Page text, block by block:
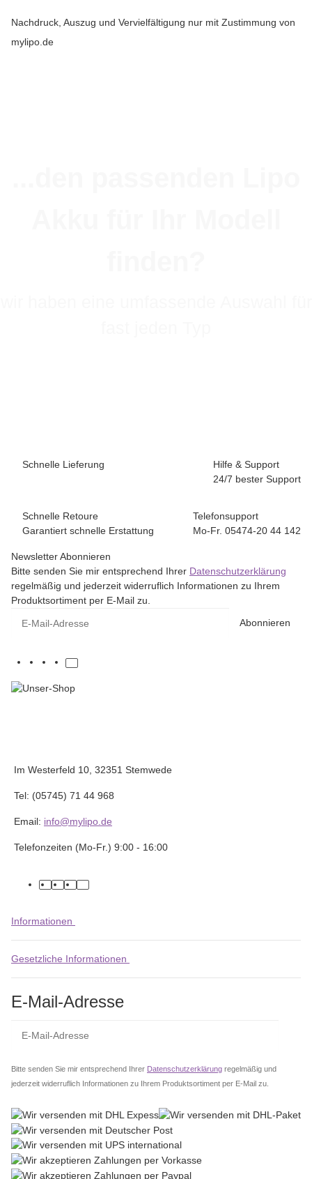
Nachdruck, Auszug und Vervielfältigung nur mit Zustimmung von
mylipo.de
Schnelle Lieferung
Hilfe & Support
24/7 bester Support
Schnelle Retoure
Garantiert schnelle Erstattung
Telefonsupport
Mo-Fr. 05474-20 44 142
Newsletter Abonnieren
Bitte senden Sie mir entsprechend Ihrer Datenschutzerklärung
regelmäßig und jederzeit widerruflich Informationen zu Ihrem
Produktsortiment per E-Mail zu.
Abonnieren
Im Westerfeld 10, 32351 Stemwede
Tel: (05745) 71 44 968
Email: info@mylipo.de
Telefonzeiten (Mo-Fr.) 9:00 - 16:00
facebook
youtube
instagram
tiktok
Informationen
Gesetzliche Informationen
E-Mail-Adresse
Bitte senden Sie mir entsprechend Ihrer Datenschutzerklärung regelmäßig und
jederzeit widerruflich Informationen zu Ihrem Produktsortiment per E-Mail zu.